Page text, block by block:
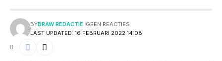
LAST UPDATED: 16 FEBRUARI 2022 14:08
BYBRAW REDACTIE GEEN REACTIES